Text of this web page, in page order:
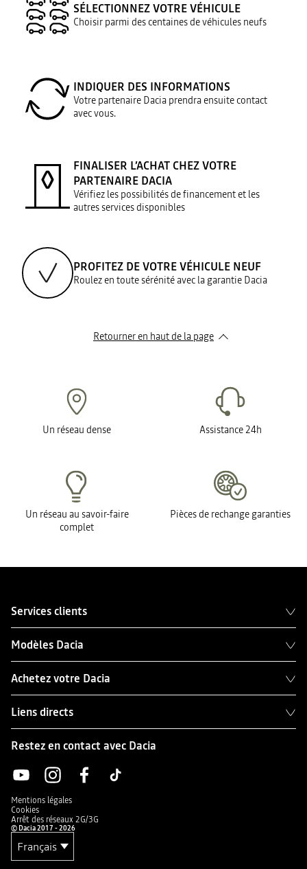
SÉLECTIONNEZ VOTRE VÉHICULE
Choisir parmi des centaines de véhicules neufs
INDIQUER DES INFORMATIONS
Votre partenaire Dacia prendra ensuite contact
avec vous.
FINALISER L’ACHAT CHEZ VOTRE
PARTENAIRE DACIA
Vérifiez les possibilités de financement et les
autres services disponibles
PROFITEZ DE VOTRE VÉHICULE NEUF
Roulez en toute sérénité avec la garantie Dacia
Retourner en haut de la page
Un réseau dense Assistance 24h
Un réseau au savoir-faire
complet
Pièces de rechange garanties
Services clients
Modèles Dacia
Achetez votre Dacia
Liens directs
Restez en contact avec Dacia
Mentions légales
Cookies
Arrêt des réseaux 2G/3G
© Dacia 2017 - 2026